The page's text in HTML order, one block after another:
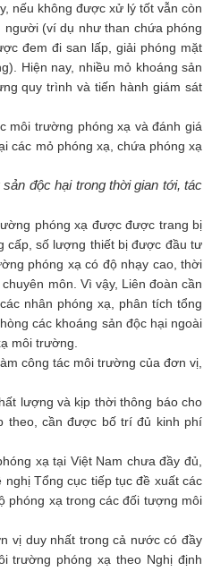
nếu không được xử lý tốt vẫn còn
(ví dụ như than chứa phóng
đem đi san lấp, giải phóng mặt
Hiện nay, nhiều mỏ khoáng sản
quy trình và tiến hành giám sát
trường phóng xạ và đánh giá
các mỏ phóng xạ, chứa phóng xạ
độc hại trong thời gian tới, tác
phóng xạ được được trang bị
cấp, số lượng thiết bị được đầu tư
phóng xạ có độ nhạy cao, thời
môn. Vì vậy, Liên đoàn cần
nhân phóng xạ, phân tích tổng
các khoáng sản độc hại ngoài
môi trường.
công tác môi trường của đơn vị,
lượng và kịp thời thông báo cho
theo, cần được bố trí đủ kinh phí
xạ tại Việt Nam chưa đầy đủ,
Tổng cục tiếp tục đề xuất các
phóng xạ trong các đối tượng môi
duy nhất trong cả nước có đầy
trường phóng xạ theo Nghị định